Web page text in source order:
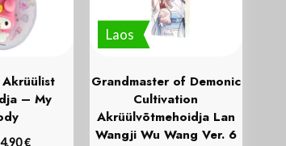
– My
4,90€
Laos
Grandmaster of Demonic
Cultivation
Akrüülvõtmehoidja Lan
Wangji Wu Wang Ver. 6